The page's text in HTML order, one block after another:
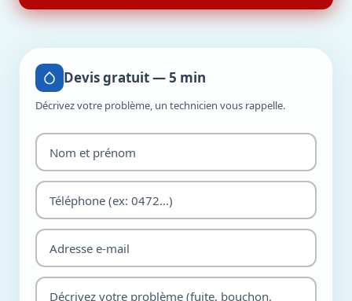
Devis gratuit — 5 min
Décrivez votre problème, un technicien vous rappelle.